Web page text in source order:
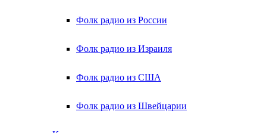
Фолк радио из России
Фолк радио из Израиля
Фолк радио из США
Фолк радио из Швейцарии